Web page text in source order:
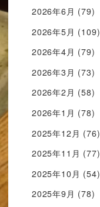
2026年6月 (79)
2026年5月 (109)
2026年4月 (79)
2026年3月 (73)
2026年2月 (58)
2026年1月 (78)
2025年12月 (76)
2025年11月 (77)
2025年10月 (54)
2025年9月 (78)